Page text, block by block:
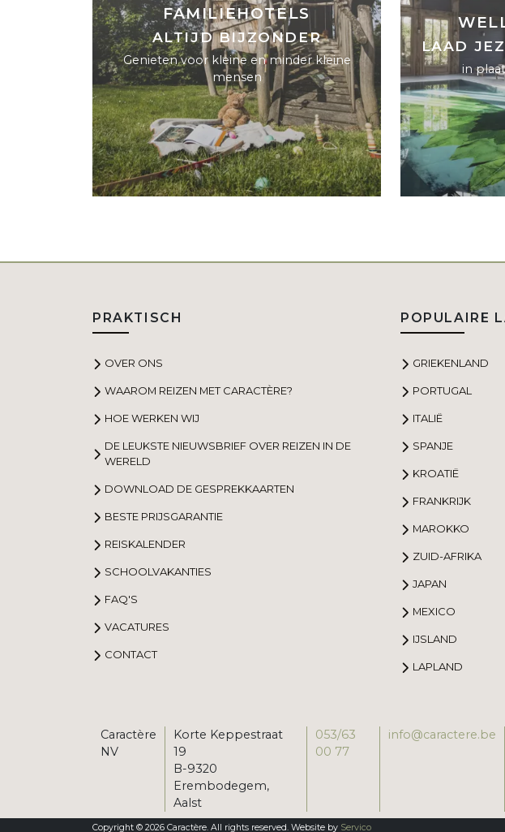
FAMILIEHOTELS
ALTIJD BIJZONDER
Genieten voor kleine en minder kleine
mensen
LAAD
in
PRAKTISCH
OVER ONS
WAAROM REIZEN MET CARACTÈRE?
HOE WERKEN WIJ
DE LEUKSTE NIEUWSBRIEF OVER REIZEN IN DE
WERELD
DOWNLOAD DE GESPREKKAARTEN
BESTE PRIJSGARANTIE
REISKALENDER
SCHOOLVAKANTIES
FAQ'S
VACATURES
CONTACT
POPULAIRE
GRIEKENLAND
PORTUGAL
ITALIË
SPANJE
KROATIË
FRANKRIJK
MAROKKO
ZUID-AFRIKA
JAPAN
MEXICO
IJSLAND
LAPLAND
Caractère
NV
Korte Keppestraat
19
B-9320
Erembodegem,
Aalst
053/63
00 77
info@caractere.be
Copyright © 2026 Caractère. All rights reserved. Website by Servico